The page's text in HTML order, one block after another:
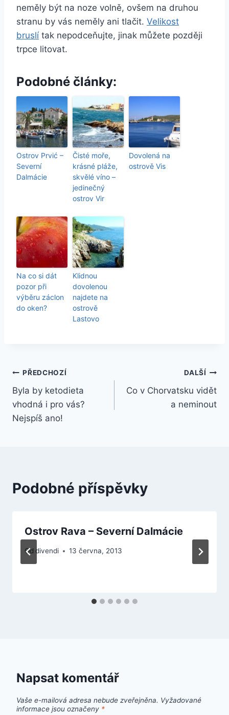
neměly být na noze volně, ovšem na druhou
stranu by vás neměly ani tlačit. Velikost
bruslítak nepodceňujte, jinak můžete později
trpce litovat.
Podobné články:
Ostrov Prvić –
Severní
Dalmácie
Čisté moře,
krásné pláže,
skvělé víno –
jedinečný
ostrov Vir
Dovolená na
ostrově Vis
Na co si dát
pozor při
výběru záclon
do oken?
Klidnou
dovolenou
najdete na
ostrově
Lastovo
Navigace
pro
příspěvek
PŘEDCHOZÍ
Byla by ketodieta
vhodná i pro vás?
Nejspíš ano!
DALŠÍ
Co v Chorvatsku vidět
a neminout
Podobné příspěvky
Ostrov Rava – Severní Dalmácie
Od divendi 13 června, 2013
Napsat komentář
Vaše e-mailová adresa nebude zveřejněna. Vyžadované
informace jsou označeny *